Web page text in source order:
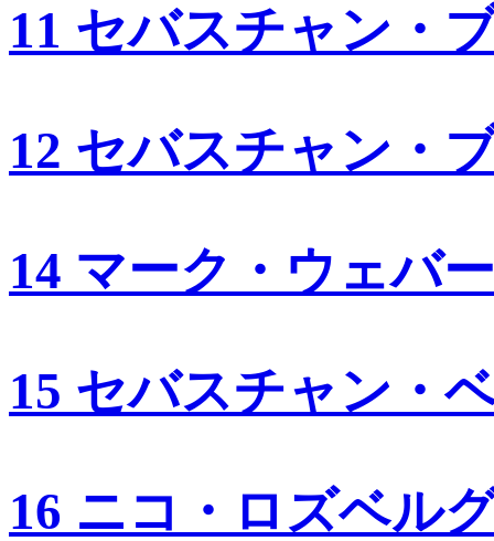
11 セバスチャン・
12 セバスチャン・
14 マーク・ウェバー
15 セバスチャン・
16 ニコ・ロズベル